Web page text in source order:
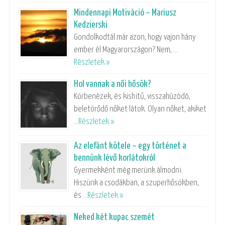
Mindennapi Motiváció – Mariusz
Kedzierski
Gondolkodtál már azon, hogy vajon hány
ember él Magyarországon? Nem, …
Részletek »
Hol vannak a női hősök?
Körbenézek, és kishitű, visszahúzódó,
beletörődő nőket látok. Olyan nőket, akiket
…Részletek »
Az elefánt kötele – egy történet a
bennünk lévő korlátokról
Gyermekként még merünk álmodni.
Hiszünk a csodákban, a szuperhősökben,
és …Részletek »
Neked két kupac szemét